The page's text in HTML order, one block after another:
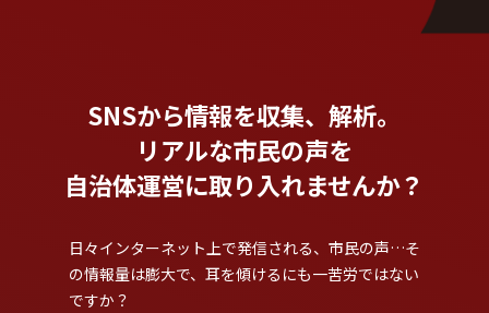
SNSから情報を収集、解析。
リアルな市民の声を
自治体運営に取り入れませんか？
日々インターネット上で発信される、市民の声…そ
の情報量は膨大で、耳を傾けるにも一苦労ではない
ですか？